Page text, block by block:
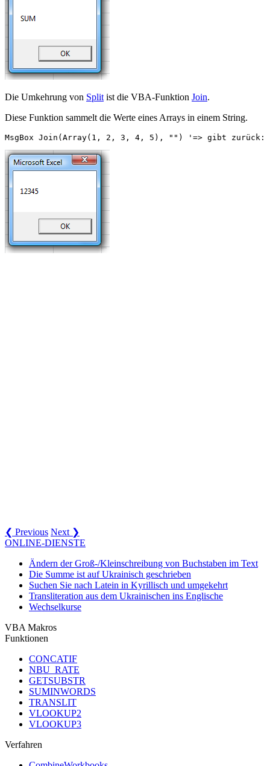
Die Umkehrung von Split ist die VBA-Funktion Join.
Diese Funktion sammelt die Werte eines Arrays in einem String.
❮ Previous Next ❯
ONLINE-DIENSTE
Ändern der Groß-/Kleinschreibung von Buchstaben im Text
Die Summe ist auf Ukrainisch geschrieben
Suchen Sie nach Latein in Kyrillisch und umgekehrt
Transliteration aus dem Ukrainischen ins Englische
Wechselkurse
VBA Makros
Funktionen
CONCATIF
NBU_RATE
GETSUBSTR
SUMINWORDS
TRANSLIT
VLOOKUP2
VLOOKUP3
Verfahren